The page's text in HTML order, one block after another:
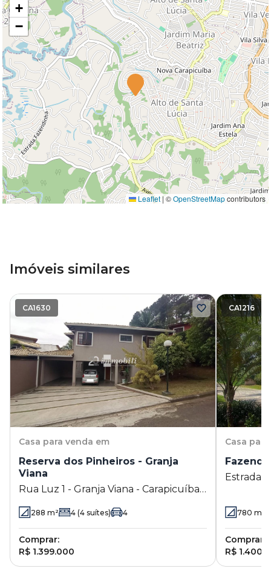
+
−
Leaflet | ©OpenStreetMapcontributors
Imóveis similares
CA1630
Casa para venda em
Reserva dos Pinheiros - Granja
Viana
Rua Luz 1 - Granja Viana - Carapicuíba -
SP
288 m² 4 (4 suítes) 4
Comprar:
R$ 1.399.000
CA1216
Casa
Estrada
780 m²
Comprar:
R$